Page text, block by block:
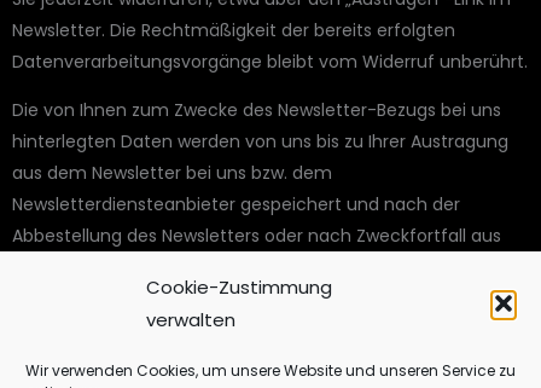
Cookie-Zustimmung
verwalten
Wir verwenden Cookies, um unsere Website und unseren Service zu
Newsletter. Die Rechtmäßigkeit der bereits erfolgten
Datenverarbeitungsvorgänge bleibt vom Widerruf unberührt.
Die von Ihnen zum Zwecke des Newsletter-Bezugs bei uns
hinterlegten Daten werden von uns bis zu Ihrer Austragung
aus dem Newsletter bei uns bzw. dem
Newsletterdiensteanbieter gespeichert und nach der
Abbestellung des Newsletters oder nach Zweckfortfall aus
Mail-Adressen aus unserem Newsletterverteiler nach
eigenem Ermessen im Rahmen unseres berechtigten
Interesses nach Art. 6 Abs. 1 lit. f DSGVO zu löschen oder zu